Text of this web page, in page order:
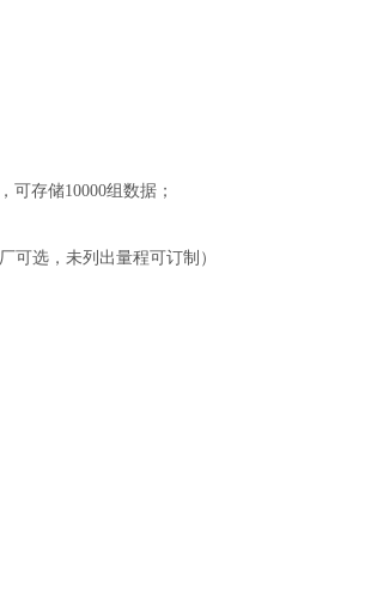
可存储10000组数据；
可选，未列出量程可订制）